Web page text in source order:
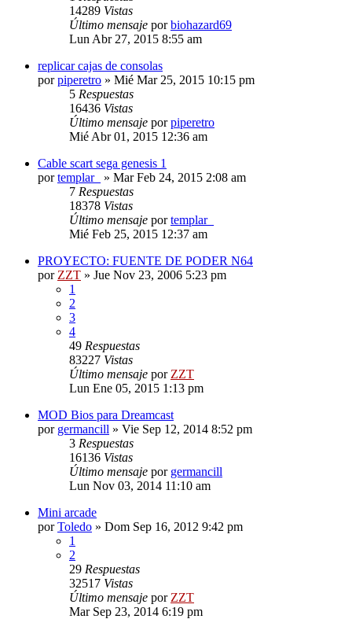
14289 Vistas
Último mensaje porbiohazard69
Lun Abr 27, 2015 8:55 am
replicar cajas de consolas
porpiperetro » Mié Mar 25, 2015 10:15 pm
5 Respuestas
16436 Vistas
Último mensaje porpiperetro
Mié Abr 01, 2015 12:36 am
Cable scart sega genesis 1
portemplar_ » Mar Feb 24, 2015 2:08 am
7 Respuestas
18378 Vistas
Último mensaje portemplar_
Mié Feb 25, 2015 12:37 am
PROYECTO: FUENTE DE PODER N64
por ZZT » Jue Nov 23, 2006 5:23 pm
1
2
3
4
49 Respuestas
83227 Vistas
Último mensaje por ZZT
Lun Ene 05, 2015 1:13 pm
MOD Bios para Dreamcast
por germancill » Vie Sep 12, 2014 8:52 pm
3 Respuestas
16136 Vistas
Último mensaje por germancill
Lun Nov 03, 2014 11:10 am
Mini arcade
porToledo » Dom Sep 16, 2012 9:42 pm
1
2
29 Respuestas
32517 Vistas
Último mensaje por ZZT
Mar Sep 23, 2014 6:19 pm